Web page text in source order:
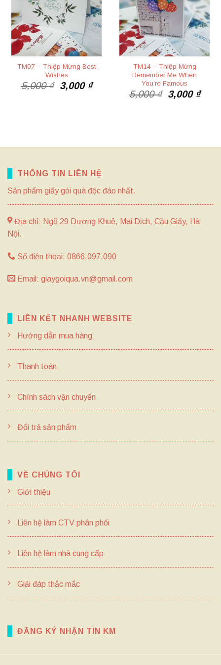
TM07 – Thiệp Mừng Best
Wishes
5,000₫
Giá
3,000 ₫Giá
TM14 – Thiệp Mừng
Remember Me When
You’re Famous
5,000₫
Giá
3,000 ₫Giá
THÔNG TIN LIÊN HỆ
Sản phẩm giấy gói quà độc đáo nhất.
Địa chỉ: Ngõ 29 Dương Khuê, Mai Dịch, Cầu Giấy, Hà
Nội.
Số điện thoại: 0866.097.090
Email: giaygoiqua.vn@gmail.com
LIÊN KẾT NHANH WEBSITE
Hướng dẫn mua hàng
Thanh toán
Chính sách vận chuyển
Đổi trả sản phẩm
VỀ CHÚNG TÔI
Giới thiệu
Liên hệ làm CTV phân phối
Liên hệ làm nhà cung cấp
Giải đáp thắc mắc
ĐĂNG KÝ NHẬN TIN KM